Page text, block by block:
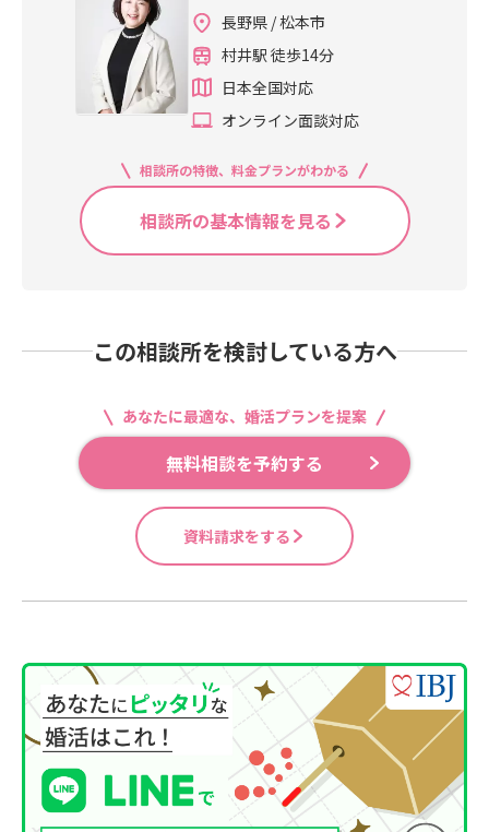
長野県 / 松本市
村井駅 徒歩14分
日本全国対応
オンライン面談対応
相談所の特徴、料金プランがわかる
相談所の基本情報を見る
この相談所を検討している方へ
あなたに最適な、婚活プランを提案
無料相談を予約する
資料請求をする